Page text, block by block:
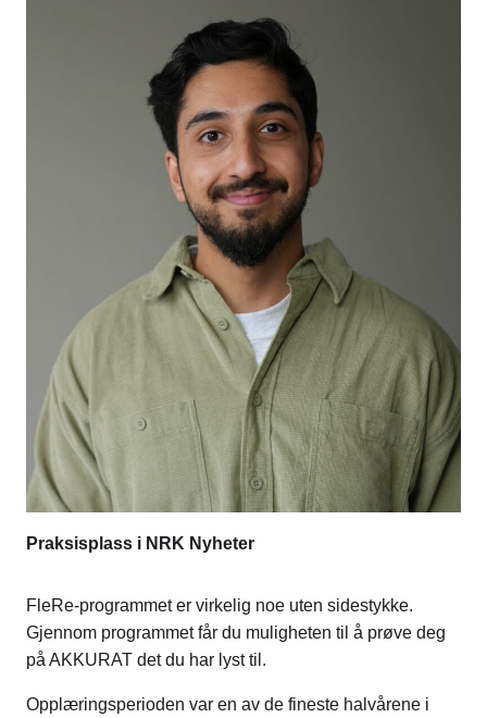
Praksisplass i NRK Nyheter
FleRe-programmet er virkelig noe uten sidestykke.
Gjennom programmet får du muligheten til å prøve deg
på AKKURAT det du har lyst til.
Opplæringsperioden var en av de fineste halvårene i